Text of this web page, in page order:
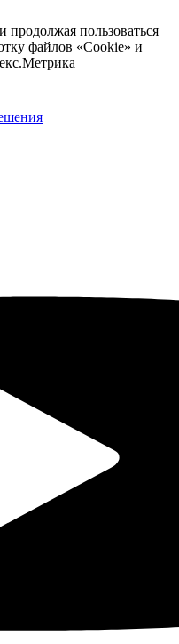
пользоваться
файлов «Cookie» и